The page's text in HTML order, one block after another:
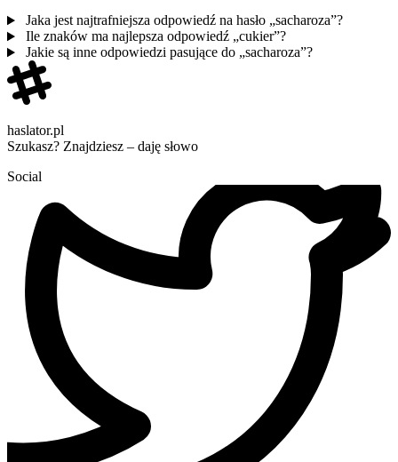
Jaka jest najtrafniejsza odpowiedź na hasło „sacharoza”?
Ile znaków ma najlepsza odpowiedź „cukier”?
Jakie są inne odpowiedzi pasujące do „sacharoza”?
haslator.pl
Szukasz? Znajdziesz – daję słowo
Social